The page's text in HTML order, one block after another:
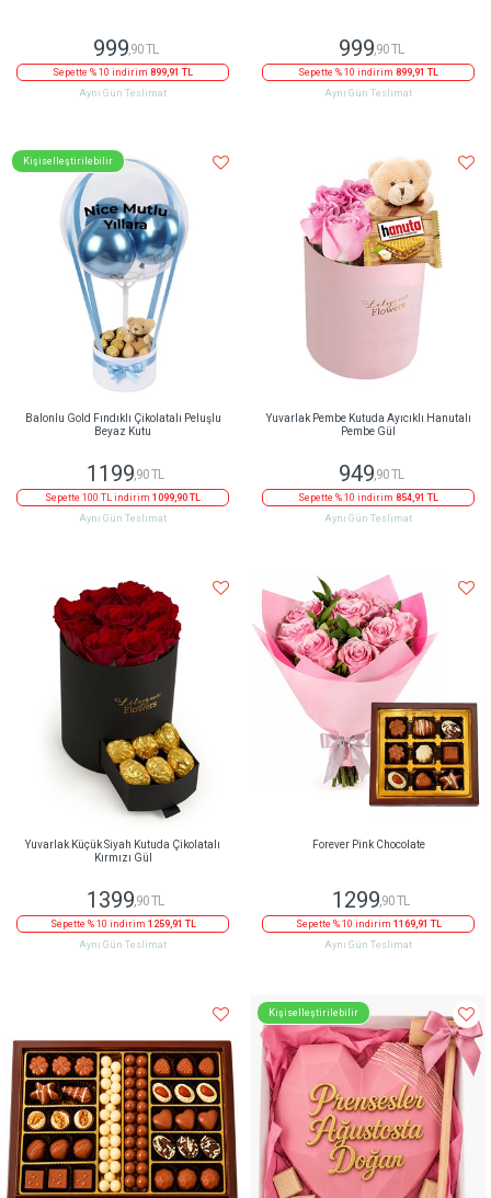
999,90 TL
Sepette % 10 indirim 899,91 TL
Aynı Gün Teslimat
999,90 TL
Sepette % 10 indirim 899,91 TL
Aynı Gün Teslimat
Kişiselleştirilebilir
Balonlu Gold Fındıklı Çikolatalı Peluşlu
Beyaz Kutu
1199,90 TL
Sepette 100 TL indirim 1099,90 TL
Aynı Gün Teslimat
Yuvarlak Pembe Kutuda Ayıcıklı Hanutalı
Pembe Gül
949,90 TL
Sepette % 10 indirim 854,91 TL
Aynı Gün Teslimat
Yuvarlak Küçük Siyah Kutuda Çikolatalı
Kırmızı Gül
1399 ,90 TL
Sepette % 10 indirim 1259,91 TL
Aynı Gün Teslimat
Forever Pink Chocolate
1299 ,90 TL
Sepette % 10 indirim 1169,91 TL
Aynı Gün Teslimat
Kişiselleştirilebilir